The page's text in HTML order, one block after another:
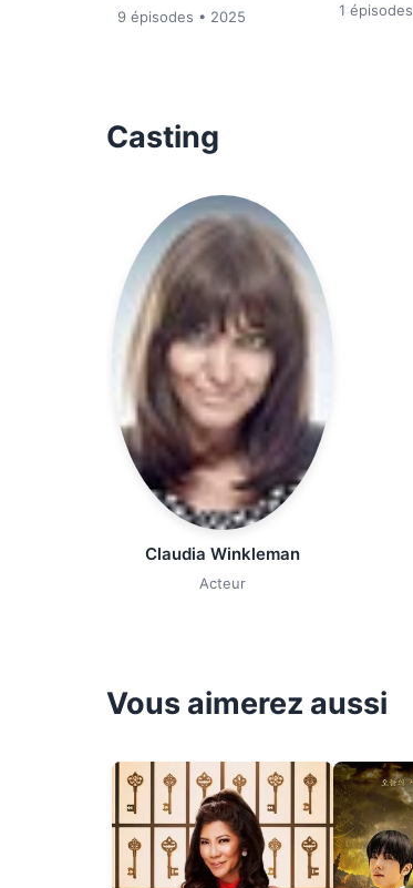
9 épisodes • 2025 1 épisodes
Casting
Claudia Winkleman
Acteur
Vous aimerez aussi